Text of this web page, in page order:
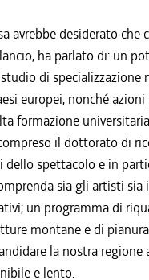
avrebbe desiderato che
ha parlato di: un
di specializzazione
europei, nonché azioni
formazione
il dottorato di
dello spettacolo e in
sia gli artisti sia
un programma di
montane e di
la nostra regione
e lento.